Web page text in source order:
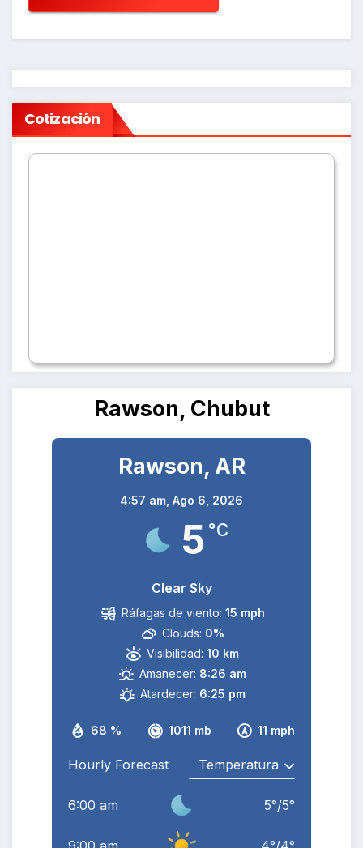
Cotización
Rawson, Chubut
Rawson, AR
4:57 am, Ago 6, 2026
5 °C
Clear Sky
68 % 1011 mb 11 mph
Ráfagas de viento: 15 mph
Clouds: 0%
Visibilidad: 10 km
Amanecer: 8:26 am
Atardecer: 6:25 pm
Hourly Forecast
6:00 am 5°/5°